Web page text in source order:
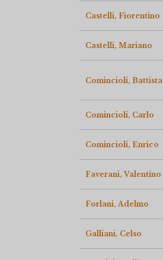
Castelli, Fiorentino
Castelli, Mariano
Comincioli, Battista
Comincioli, Carlo
Comincioli, Enrico
Faverani, Valentino
Forlani, Adelmo
Galliani, Celso